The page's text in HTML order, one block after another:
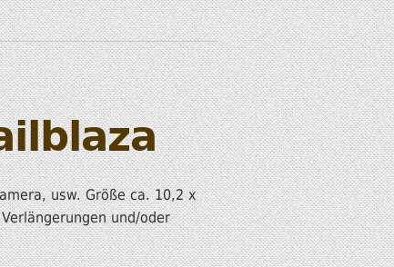
usw. Größe ca. 10,2 x
und/oder